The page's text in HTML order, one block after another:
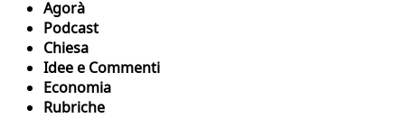
Agorà
Podcast
Chiesa
Idee e Commenti
Economia
Rubriche